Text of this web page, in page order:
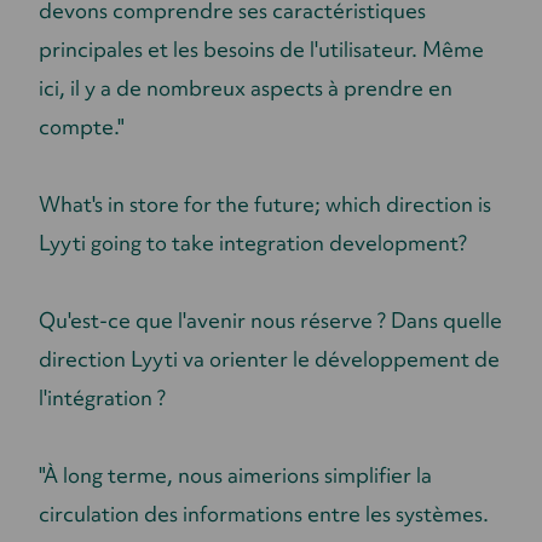
devons comprendre ses caractéristiques
principales et les besoins de l'utilisateur. Même
ici, il y a de nombreux aspects à prendre en
compte."
What's in store for the future; which direction is
Lyyti going to take integration development?
Qu'est-ce que l'avenir nous réserve ? Dans quelle
direction Lyyti va orienter le développement de
l'intégration ?
"À long terme, nous aimerions simplifier la
circulation des informations entre les systèmes.